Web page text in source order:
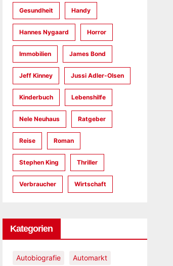
Gesundheit Handy
Hannes Nygaard Horror
Immobilien James Bond
Jeff Kinney Jussi Adler-Olsen
Kinderbuch Lebenshilfe
Nele Neuhaus Ratgeber
Reise Roman
Stephen King Thriller
Verbraucher Wirtschaft
Kategorien
Autobiografie Automarkt